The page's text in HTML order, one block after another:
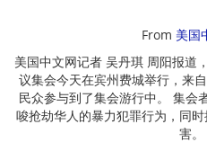
From 美国
美国中文网记者 吴丹琪 周阳报道
议集会今天在宾州费城举行，来
民众参与到了集会游行中。 集会
唆抢劫华人的暴力犯罪行为，同
害。